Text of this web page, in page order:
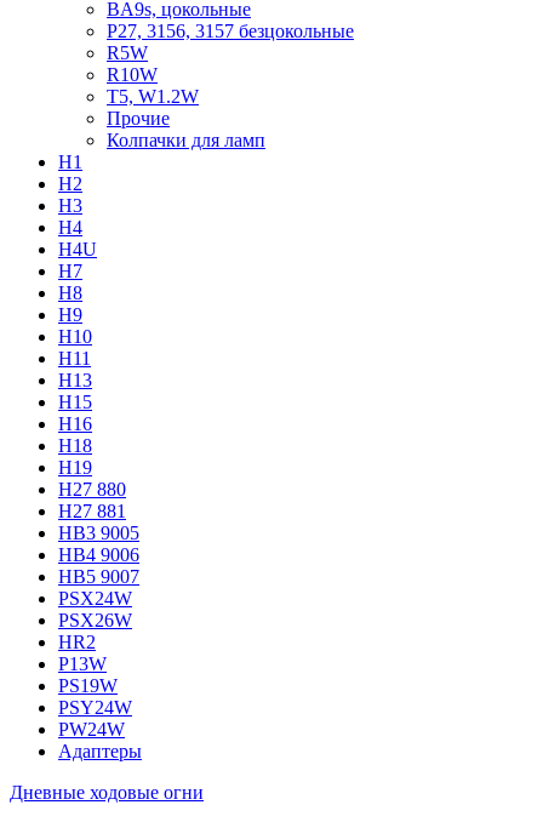
BA9s, цокольные
P27, 3156, 3157 безцокольные
R5W
R10W
T5, W1.2W
Прочие
Колпачки для ламп
H1
H2
H3
H4
H4U
H7
H8
H9
H10
H11
H13
H15
H16
H18
H19
H27 880
H27 881
HB3 9005
HB4 9006
HB5 9007
PSX24W
PSX26W
HR2
P13W
PS19W
PSY24W
PW24W
Адаптеры
Дневные ходовые огни